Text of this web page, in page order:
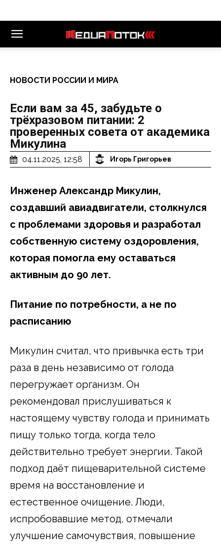
НОВОСТИ РОССИИ И МИРА
Если вам за 45, забудьте о
трёхразовом питании: 2
проверенных совета от академика
Микулина
04.11.2025, 12:58 Игорь Григорьев
Инженер Александр Микулин,
создавший авиадвигатели, столкнулся
с проблемами здоровья и разработал
собственную систему оздоровления,
которая помогла ему оставаться
активным до 90 лет.
Питание по потребности, а не по
расписанию
Микулин считал, что привычка есть три
раза в день независимо от голода
перегружает организм. Он
рекомендовал прислушиваться к
настоящему чувству голода и принимать
пищу только тогда, когда тело
действительно требует энергии. Такой
подход даёт пищеварительной системе
время на восстановление и
естественное очищение. Люди,
испробовавшие метод, отмечали
улучшение самочувствия, повышение